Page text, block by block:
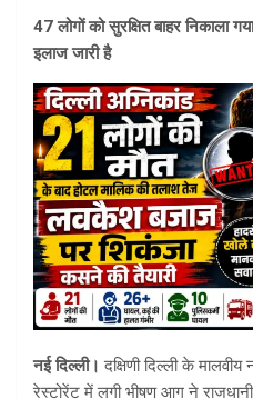
47 लोगों को सुरक्षित बाहर निकाला
इलाज जारी है
नई दिल्ली। दक्षिणी दिल्ली के
रेस्टोरेंट में लगी भीषण आग ने